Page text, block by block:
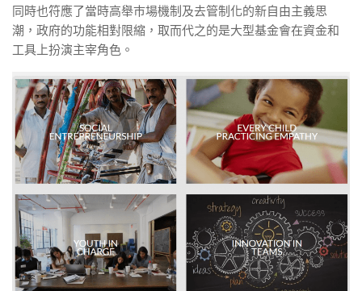
同時也符應了當時高舉巿場機制及去管制化的新自由主義思
潮，政府的功能相對限縮，取而代之的是大型基金會在資金和
工具上扮演主宰角色。